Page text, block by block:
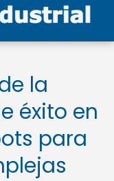
la
éxito en
para